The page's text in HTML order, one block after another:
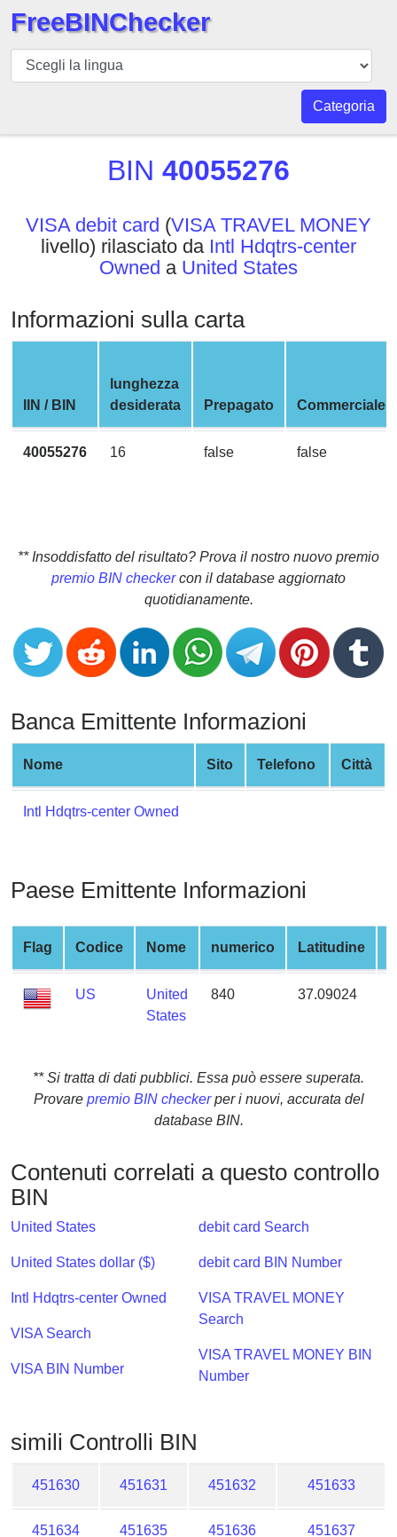
BIN
checker
API
BIN
BIN
Checker
CC
Generator
from
Banks
Validator
Credit
Generator
Random
Credit
Generator
Generate
Credit
Card
from
Card
Checker
Service
What
is
IP
BIN
Checker
/
FreeBINChecker
Categoria
BIN 40055276
VISA debit card (VISA TRAVEL MONEY
livello) rilasciato da Intl Hdqtrs-center
Owned a United States
Informazioni sulla carta
IIN / BIN
lunghezza
desiderata
Prepagato Commerciale
40055276 16 false false
** Insoddisfatto del risultato? Prova il nostro nuovo premio
premio BIN checkercon il database aggiornato
quotidianamente.
Banca Emittente Informazioni
Nome Sito Telefono Città
Intl Hdqtrs-center Owned
Paese Emittente Informazioni
Flag Codice Nome numerico Latitudine
US
United
States
840 37.09024
** Si tratta di dati pubblici. Essa può essere superata.
Provare premio BIN checkerper i nuovi, accurata del
database BIN.
Contenuti correlati a questo controllo
BIN
United States
United States dollar ($)
Intl Hdqtrs-center Owned
VISA Search
VISA BIN Number
debit card Search
debit card BIN Number
VISA TRAVEL MONEY
Search
VISA TRAVEL MONEY BIN
Number
simili Controlli BIN
451630 451631 451632 451633
451634 451635 451636 451637